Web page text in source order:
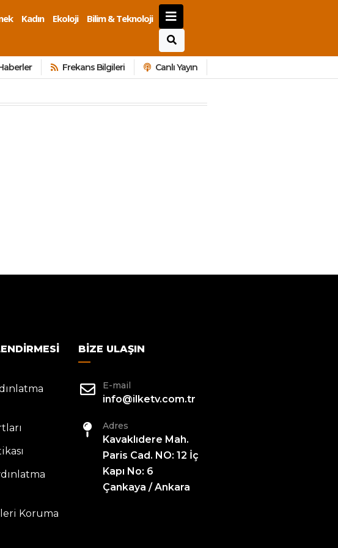
Kadın Ekoloji
Bilim & Teknoloji
Frekans Bilgileri Canlı Yayın
Koruma
BIZE ULAŞIN
E-mail
info@ilketv.com.tr
Adres
Kavaklıdere Mah.
Paris Cad. NO: 12 İç
Kapı No: 6
Çankaya / Ankara